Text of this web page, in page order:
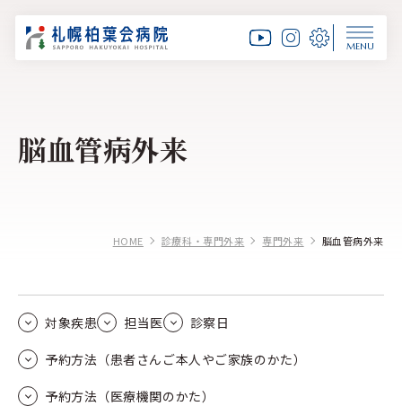
MENU
脳血管病外来
HOME 診療科・専門外来 専門外来 脳血管病外来
対象疾患 担当医 診察日
予約方法（患者さんご本人やご家族のかた）
予約方法（医療機関のかた）